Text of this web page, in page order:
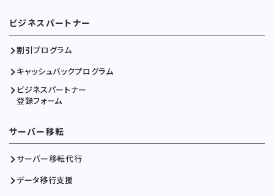
ビジネスパートナー
割引プログラム
キャッシュバックプログラム
ビジネスパートナー
登録フォーム
サーバー移転
サーバー移転代行
データ移行支援